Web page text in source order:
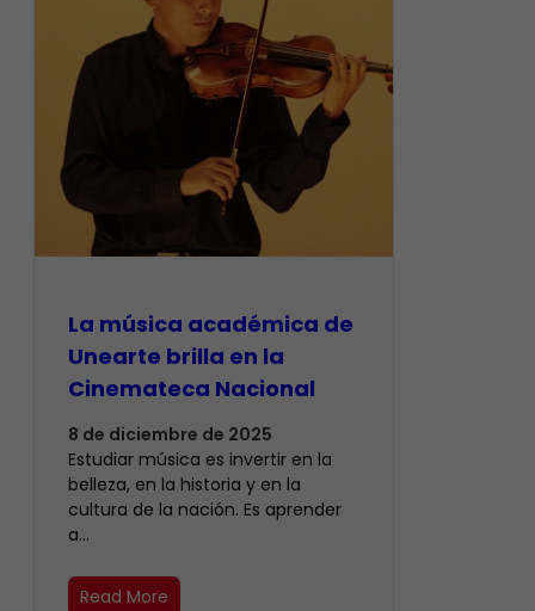
La música académica de
Unearte brilla en la
Cinemateca Nacional
8 de diciembre de 2025
Estudiar música es invertir en la
belleza, en la historia y en la
cultura de la nación. Es aprender
a…
Read More